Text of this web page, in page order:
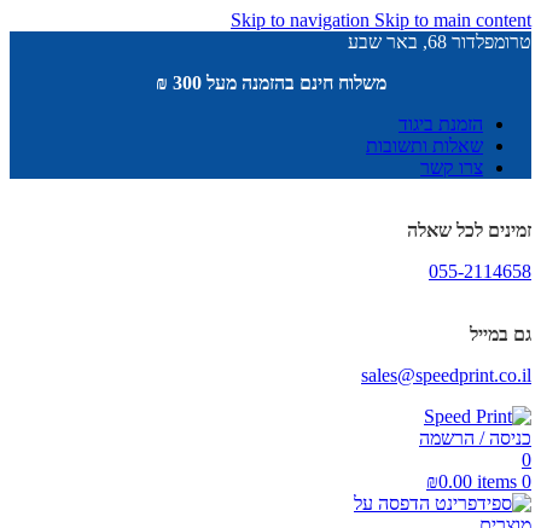
Skip to navigation Skip to main content
טרומפלדור 68, באר שבע
משלוח חינם בהזמנה מעל 300 ₪
הזמנת ביגוד
שאלות ותשובות
צרו קשר
זמינים לכל שאלה
055-2114658
גם במייל
sales@speedprint.co.il
כניסה / הרשמה
0
0
items
₪0.00